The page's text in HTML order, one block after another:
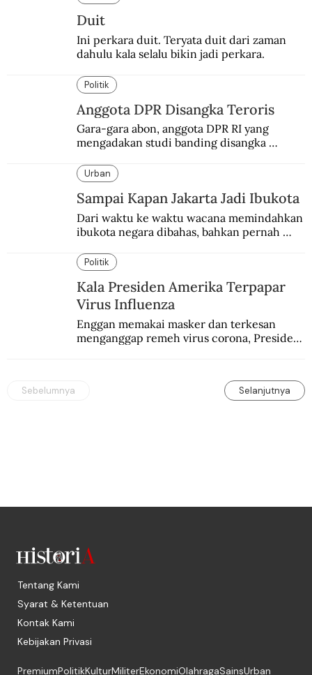
Duit
Ini perkara duit. Teryata duit dari zaman
dahulu kala selalu bikin jadi perkara.
Politik
Anggota DPR Disangka Teroris
Gara-gara abon, anggota DPR RI yang
mengadakan studi banding disangka
Urban
Sampai Kapan Jakarta Jadi Ibukota
Dari waktu ke waktu wacana memindahkan
ibukota negara dibahas, bahkan pernah
Politik
Kala Presiden Amerika Terpapar
Virus Influenza
Enggan memakai masker dan terkesan
menganggap remeh virus corona, Presiden
Woodrow Wilson, yang terkena Flu Spanyol.
Sebelumnya Selanjutnya
Tentang Kami
Syarat & Ketentuan
Kontak Kami
Kebijakan Privasi
PremiumPolitikKulturMiliterEkonomiOlahragaSainsUrban